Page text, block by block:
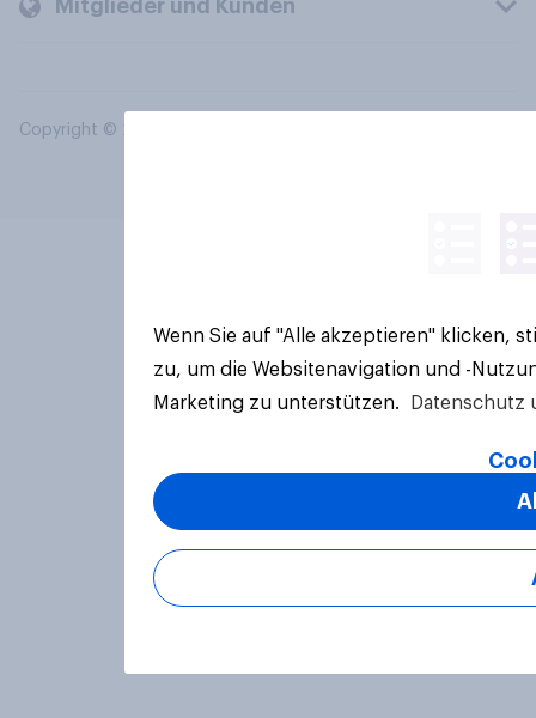
Mitglieder und Kunden
Copyright © 2026 YouGov PLC. Alle Rechte vorbehalten.
Wenn Sie auf "Alle akzeptieren" klicken,
zu, um die Websitenavigation und -
Marketing zu unterstützen.
Datenschutz